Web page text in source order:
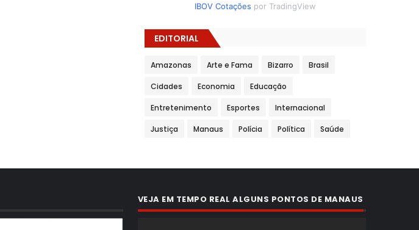
IBOV Cotações por TradingView
EDITORIAL
Amazonas Arte e Fama Bizarro Brasil
Cidades Economia Educação
Entretenimento Esportes Internacional
Justiça Manaus Polícia Política Saúde
VEJA EM TEMPO REAL ALGUNS PONTOS DE MANAUS